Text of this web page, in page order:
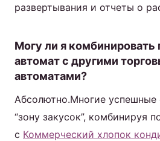
развертывания и отчеты о
Могу ли я
автомат с другими
автоматами?
Абсолютно.Многие успешные
“зону закусок”, комбинируя
с Коммерческий хлопок